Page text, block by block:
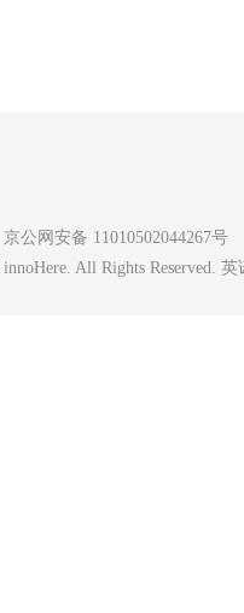
京公网安备 11010502044267号
innoHere. All Rights Reserved.